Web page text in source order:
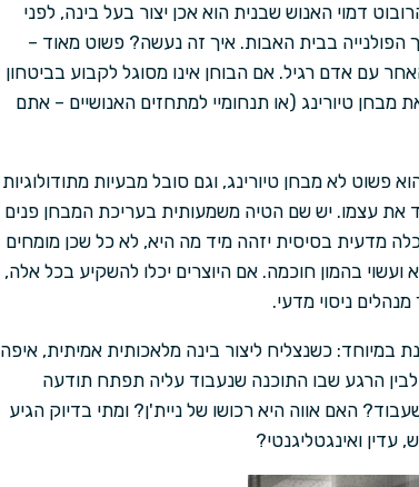
דמוי האנוש שבנית הוא אכן יצור בעל בינה, לפני
בבית האבות. איך זה נעשה? פשוט מאוד –
עם אדם רגיל. אם הבוחן אינו מסוגל לקבוע בביטחון
טיורינג (או תנחומיי למתחזים האנושיים – אתם
לא מבחן טיורינג, וגם סובל מבעיות מתודולוגיות
עצמו. יש שם הטיה משמעותית בעריכת המבחן פנים
מדעית בסיסית יזהה מיד מה היא, לא כל שכן מומחים
בהמון חוכמה. אם היוצרים יכלו להשקיע בכל אלה,
ניסוי מדעי.
כשנצליח ליצור בינה מלאכותית אמיתית, איפה
לבין הרגע שבו התוכנה שנעבוד עליה תפתח תודעה
האם אווה היא רכושו של ניית'ן? ומתי בדיוק הגיע
ואינגטליגנטי?